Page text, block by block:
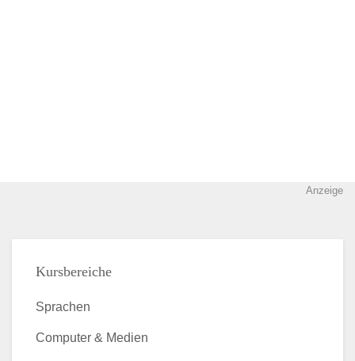
Anzeige
Kursbereiche
Sprachen
Computer & Medien